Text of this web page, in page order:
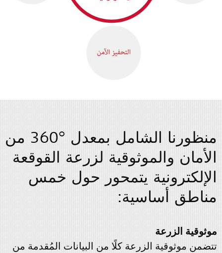
منظورنا الشامل بمعدل ‎360° من
الأمان والموثوقية لزرعة القوقعة
الإلكترونية يتمحور حول خمس
مناطق أساسية:
موثوقية الزرعة
تتضمن موثوقية الزرعة كلًا من البيانات المُقدمة من